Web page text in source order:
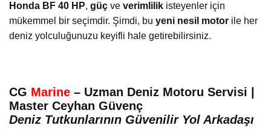
Honda BF 40 HP, güç ve verimlilik isteyenler için
mükemmel bir seçimdir. Şimdi, bu yeni nesil motor ile her
deniz yolculuğunuzu keyifli hale getirebilirsiniz.
CG Marine – Uzman Deniz Motoru Servisi |
Master Ceyhan Güvenç
Deniz Tutkunlarının Güvenilir Yol Arkadaşı